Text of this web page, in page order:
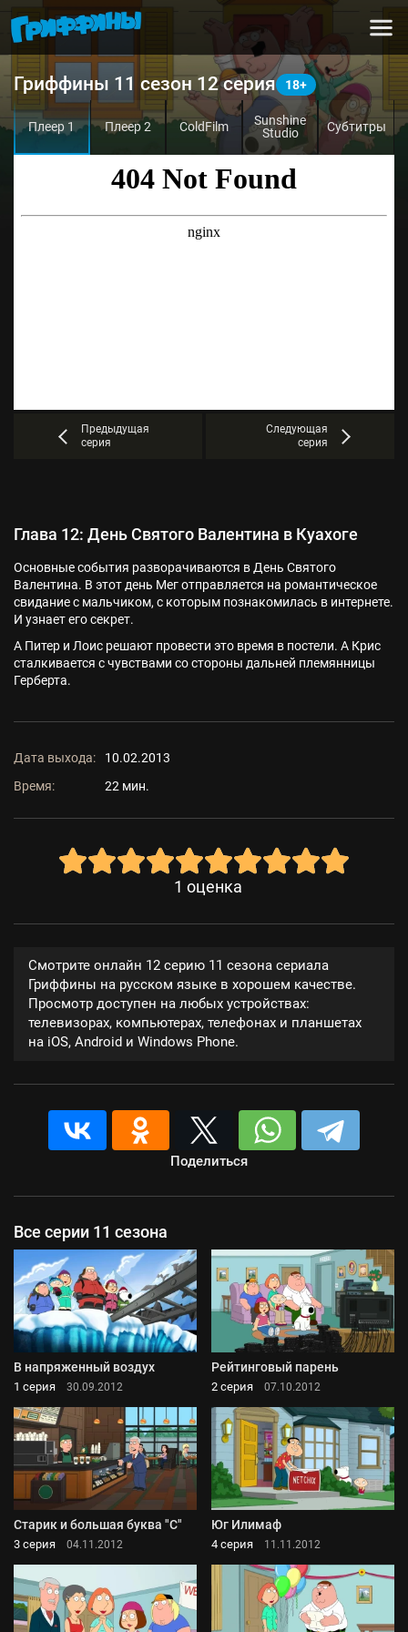
Гриффины 11 сезон 12 серия
Плеер 1 Плеер 2 ColdFilm
Sunshine
Studio
Субтитры
Предыдущая
серия
Следующая
серия
Глава 12: День Святого Валентина в Куахоге
Основные события разворачиваются в День Святого
Валентина. В этот день Мег отправляется на романтическое
свидание с мальчиком, с которым познакомилась в интернете.
И узнает его секрет.
А Питер и Лоис решают провести это время в постели. А Крис
сталкивается с чувствами со стороны дальней племянницы
Герберта.
Дата выхода:
10.02.2013
Время:
22 мин.
1 оценка
Смотрите онлайн 12 серию 11 сезона сериала
Гриффины на русском языке в хорошем качестве.
Просмотр доступен на любых устройствах:
телевизорах, компьютерах, телефонах и планшетах
на iOS, Android и Windows Phone.
Поделиться
Все серии 11 сезона
В напряженный воздух
1 серия 30.09.2012
Рейтинговый парень
2 серия 07.10.2012
Старик и большая буква "С"
3 серия 04.11.2012
Юг Илимаф
4 серия 11.11.2012